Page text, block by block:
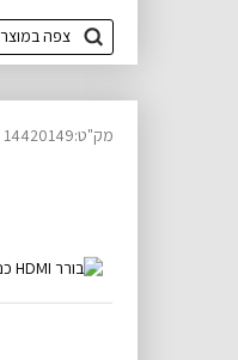
צפה במוצר
מק"ט:14420149